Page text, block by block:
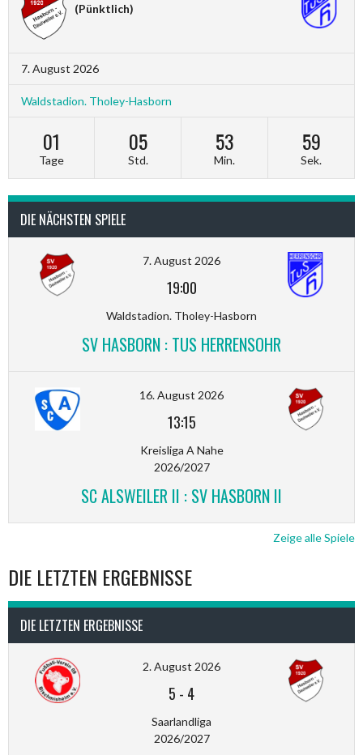
(Pünktlich)
7. August 2026
Waldstadion. Tholey-Hasborn
01
Tage
05
Std.
53
Min.
58
Sek.
DIE NÄCHSTEN SPIELE
7. August 2026
19:00
Waldstadion. Tholey-Hasborn
SV HASBORN : TUS HERRENSOHR
16. August 2026
13:15
Kreisliga A Nahe
2026/2027
SC ALSWEILER II : SV HASBORN II
Zeige alle Spiele
DIE LETZTEN ERGEBNISSE
DIE LETZTEN ERGEBNISSE
2. August 2026
5 - 4
Saarlandliga
2026/2027